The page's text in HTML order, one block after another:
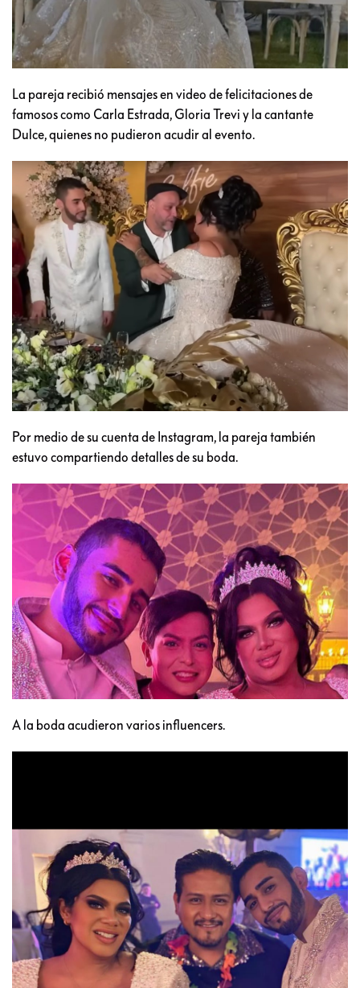
La pareja recibió mensajes en video de felicitaciones de
famosos como Carla Estrada, Gloria Trevi y la cantante
Dulce, quienes no pudieron acudir al evento.
Por medio de su cuenta de Instagram, la pareja también
estuvo compartiendo detalles de su boda.
A la boda acudieron varios influencers.